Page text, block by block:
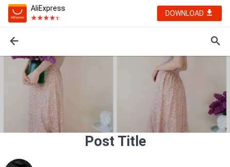
AliExpress
DOWNLOAD
Post Title